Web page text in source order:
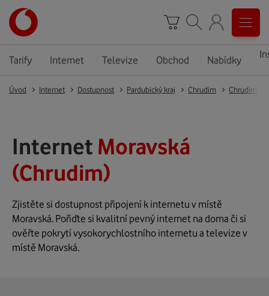
Tarify Internet Televize Obchod Nabídky
Úvod Internet Dostupnost Pardubický kraj Chrudim Chrudim
Internet Moravská
(Chrudim)
Zjistěte si dostupnost připojení k internetu v místě
Moravská. Pořiďte si kvalitní pevný internet na doma či si
ověřte pokrytí vysokorychlostního internetu a televize v
místě Moravská.